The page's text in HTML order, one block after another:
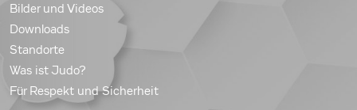
Bilder und Videos
Downloads
Standorte
Was ist Judo?
Für Respekt und Sicherheit